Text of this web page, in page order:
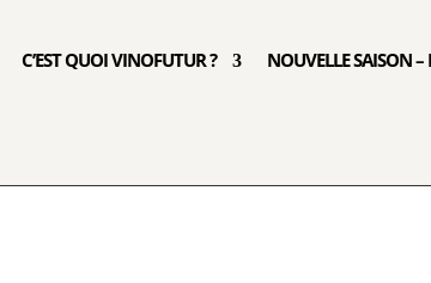
C’EST QUOI VINOFUTUR ? NOUVELLE SAISON –